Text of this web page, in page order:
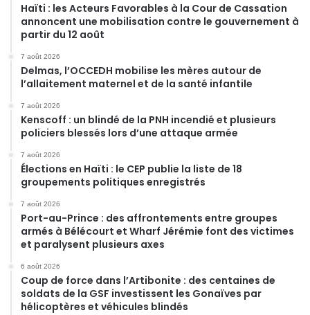
Haïti : les Acteurs Favorables à la Cour de Cassation
annoncent une mobilisation contre le gouvernement à
partir du 12 août
7 août 2026
Delmas, l’OCCEDH mobilise les mères autour de
l’allaitement maternel et de la santé infantile
7 août 2026
Kenscoff : un blindé de la PNH incendié et plusieurs
policiers blessés lors d’une attaque armée
7 août 2026
Élections en Haïti : le CEP publie la liste de 18
groupements politiques enregistrés
7 août 2026
Port-au-Prince : des affrontements entre groupes
armés à Bélécourt et Wharf Jérémie font des victimes
et paralysent plusieurs axes
6 août 2026
Coup de force dans l’Artibonite : des centaines de
soldats de la GSF investissent les Gonaïves par
hélicoptères et véhicules blindés